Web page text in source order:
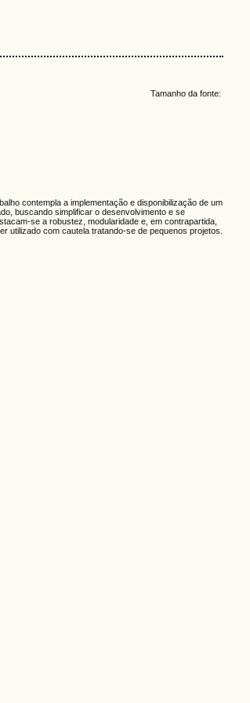
Tamanho da fonte:
contempla a implementação e disponibilização de um
buscando simplificar o desenvolvimento e se
se a robustez, modularidade e, em contrapartida,
utilizado com cautela tratando-se de pequenos projetos.